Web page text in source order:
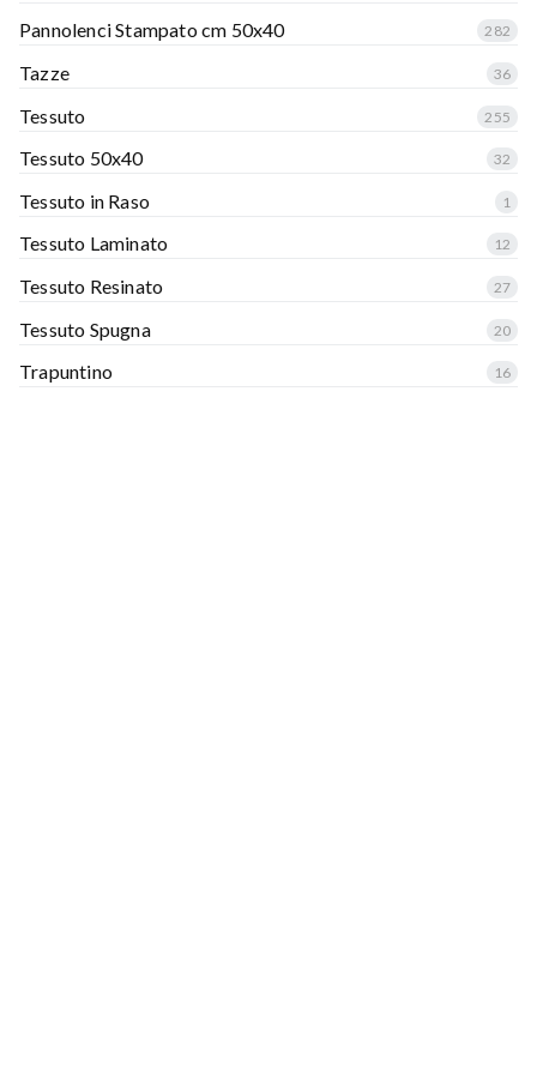
Pannolenci Stampato cm 50x40 282
Tazze 36
Tessuto 255
Tessuto 50x40 32
Tessuto in Raso 1
Tessuto Laminato 12
Tessuto Resinato 27
Tessuto Spugna 20
Trapuntino 16